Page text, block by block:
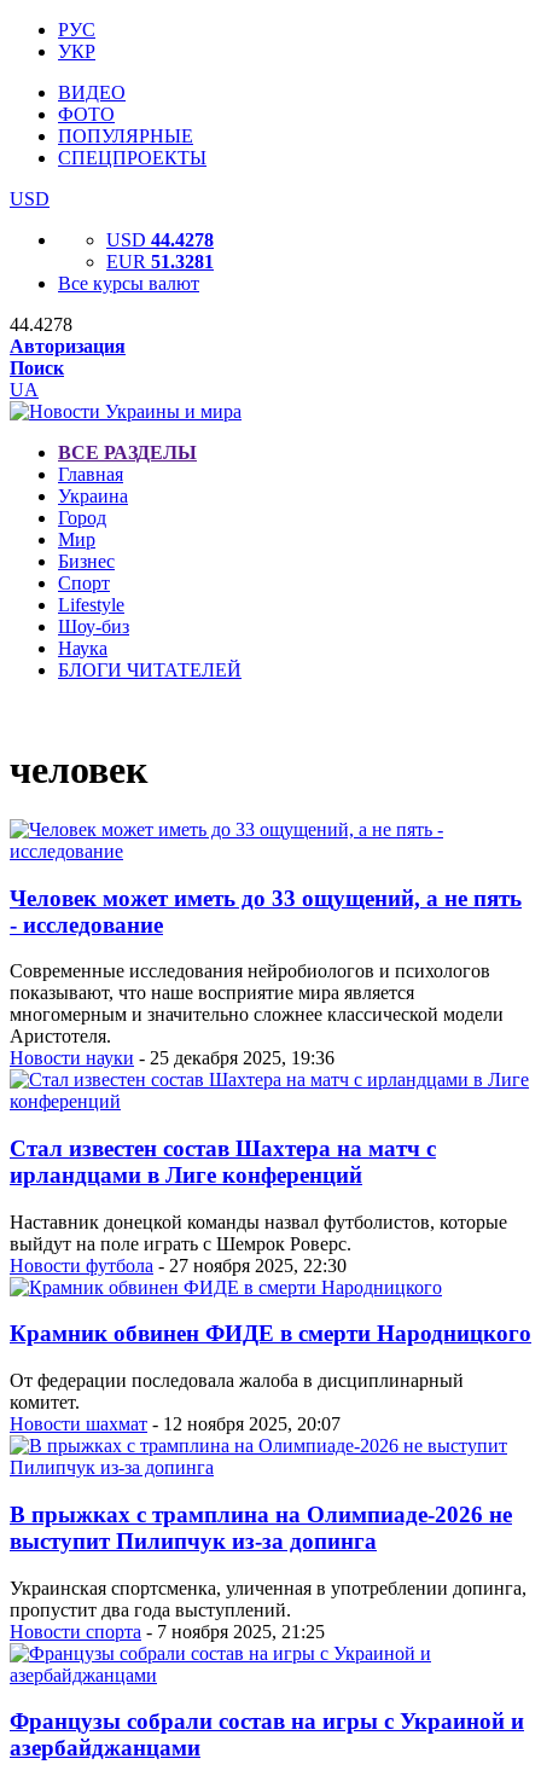
РУС
УКР
ВИДЕО
ФОТО
ПОПУЛЯРНЫЕ
СПЕЦПРОЕКТЫ
USD
USD 44.4278
EUR 51.3281
Все курсы валют
44.4278
Авторизация
Поиск
UA
ВСЕ РАЗДЕЛЫ
Главная
Украина
Город
Мир
Бизнес
Спорт
Lifestyle
Шоу-биз
Наука
БЛОГИ ЧИТАТЕЛЕЙ
человек
Человек может иметь до 33 ощущений, а не пять
- исследование
Современные исследования нейробиологов и психологов
показывают, что наше восприятие мира является
многомерным и значительно сложнее классической модели
Аристотеля.
Новости науки - 25 декабря 2025, 19:36
Стал известен состав Шахтера на матч с
ирландцами в Лиге конференций
Наставник донецкой команды назвал футболистов, которые
выйдут на поле играть с Шемрок Роверс.
Новости футбола - 27 ноября 2025, 22:30
Крамник обвинен ФИДЕ в смерти Народницкого
От федерации последовала жалоба в дисциплинарный
комитет.
Новости шахмат - 12 ноября 2025, 20:07
В прыжках с трамплина на Олимпиаде-2026 не
выступит Пилипчук из-за допинга
Украинская спортсменка, уличенная в употреблении допинга,
пропустит два года выступлений.
Новости спорта - 7 ноября 2025, 21:25
Французы собрали состав на игры с Украиной и
азербайджанцами